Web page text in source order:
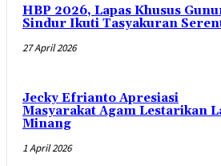
HBP 2026, Lapas Khusus
Sindur Ikuti Tasyakuran
27 April 2026
Jecky Efrianto Apresiasi
Masyarakat Agam Lestarikan
Minang
1 April 2026